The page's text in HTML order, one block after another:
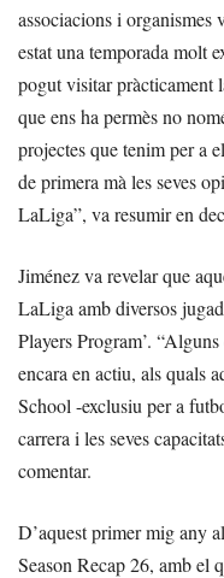
associacions i organismes
estat una temporada molt
pogut visitar pràcticament
que ens ha permès no
projectes que tenim per a
de primera mà les seves
LaLiga”, va resumir en
Jiménez va revelar que
LaLiga amb diversos
Players Program’.
encara en actiu, als quals
School -exclusiu per a
carrera i les seves
comentar.
D’aquest primer mig any
Season Recap 26, amb el